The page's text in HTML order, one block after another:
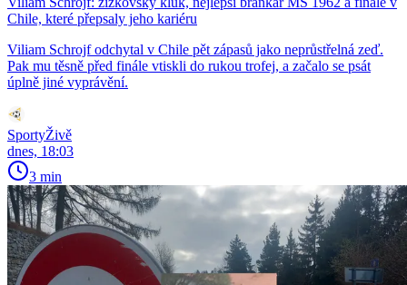
Chile, které přepsaly jeho kariéru
Viliam Schrojf odchytal v Chile pět zápasů jako neprůstřelná zeď.
Pak mu těsně před finále vtiskli do rukou trofej, a začalo se psát
úplně jiné vyprávění.
SportyŽivě
dnes, 18:03
3 min